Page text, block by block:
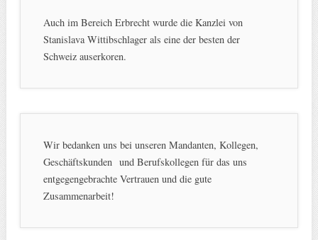
Auch im Bereich Erbrecht wurde die Kanzlei von
Stanislava Wittibschlager als eine der besten der
Schweiz auserkoren.
Wir bedanken uns bei unseren Mandanten, Kollegen,
Geschäftskunden und Berufskollegen für das uns
entgegengebrachte Vertrauen und die gute
Zusammenarbeit!